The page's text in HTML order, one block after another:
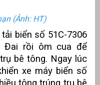
(Ảnh: HT)
biển số 51C-7306
Đai rồi ôm cua để
bê tông. Ngay lúc
xe máy biển số